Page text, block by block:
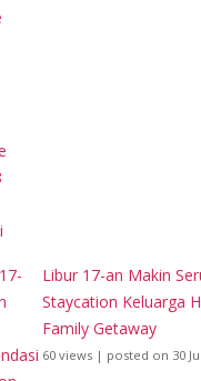
Libur 17-an Makin
Staycation Keluarga
Family Getaway
60 views | posted on 30